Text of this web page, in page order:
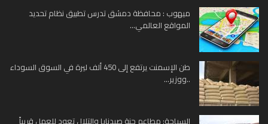
ميهوب : محافظة دمشق تدرس تطبيق نظام تحديد
المواقع العالمي...
طن الإسمنت يرتفع إلى 450 ألف ليرة في السوق السوداء
..ووزير...